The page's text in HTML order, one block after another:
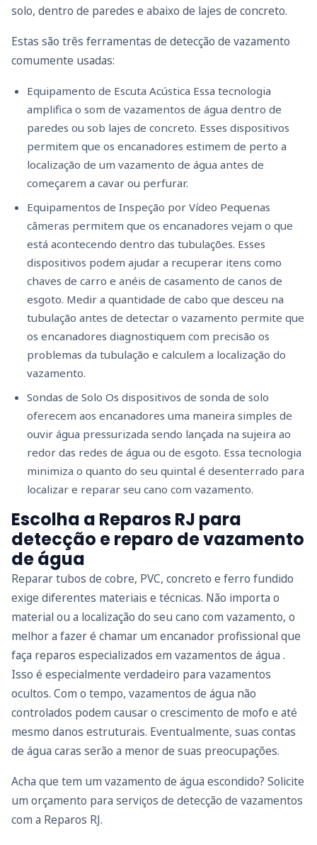
solo, dentro de paredes e abaixo de lajes de concreto.
Estas são três ferramentas de detecção de vazamento
comumente usadas:
Equipamento de Escuta Acústica Essa tecnologia
amplifica o som de vazamentos de água dentro de
paredes ou sob lajes de concreto. Esses dispositivos
permitem que os encanadores estimem de perto a
localização de um vazamento de água antes de
começarem a cavar ou perfurar.
Equipamentos de Inspeção por Vídeo Pequenas
câmeras permitem que os encanadores vejam o que
está acontecendo dentro das tubulações. Esses
dispositivos podem ajudar a recuperar itens como
chaves de carro e anéis de casamento de canos de
esgoto. Medir a quantidade de cabo que desceu na
tubulação antes de detectar o vazamento permite que
os encanadores diagnostiquem com precisão os
problemas da tubulação e calculem a localização do
vazamento.
Sondas de Solo Os dispositivos de sonda de solo
oferecem aos encanadores uma maneira simples de
ouvir água pressurizada sendo lançada na sujeira ao
redor das redes de água ou de esgoto. Essa tecnologia
minimiza o quanto do seu quintal é desenterrado para
localizar e reparar seu cano com vazamento.
Escolha a Reparos RJ para
detecção e reparo de vazamento
de água
Reparar tubos de cobre, PVC, concreto e ferro fundido
exige diferentes materiais e técnicas. Não importa o
material ou a localização do seu cano com vazamento, o
melhor a fazer é chamar um encanador profissional que
faça reparos especializados em vazamentos de água .
Isso é especialmente verdadeiro para vazamentos
ocultos. Com o tempo, vazamentos de água não
controlados podem causar o crescimento de mofo e até
mesmo danos estruturais. Eventualmente, suas contas
de água caras serão a menor de suas preocupações.
Acha que tem um vazamento de água escondido? Solicite
um orçamento para serviços de detecção de vazamentos
com a Reparos RJ.